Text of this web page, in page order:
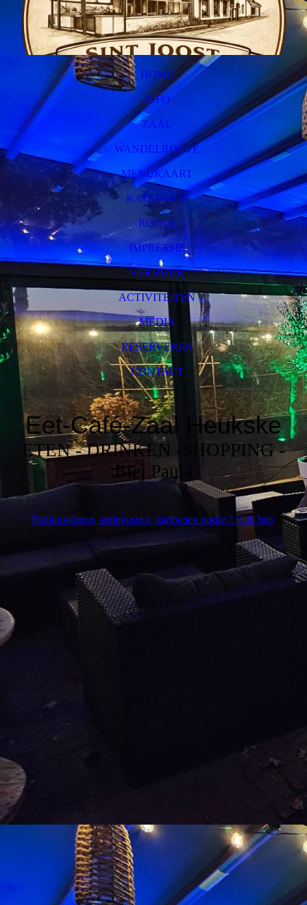
HOME
INFO
ZAAL
WANDELROUTE
MENUKAART
KADOSHOP
ROUTE
IMPRESSIE
VERHUUR
ACTIVITEITEN
MEDIA
RESERVEREN
CONTACT
Eet-Café-Zaal Heukske
ETEN - DRINKEN -SHOPPING -
Biej Paula
Podiumwagen, sprinkussen, dartbanen nodig ? Klik hier
podiumwagen